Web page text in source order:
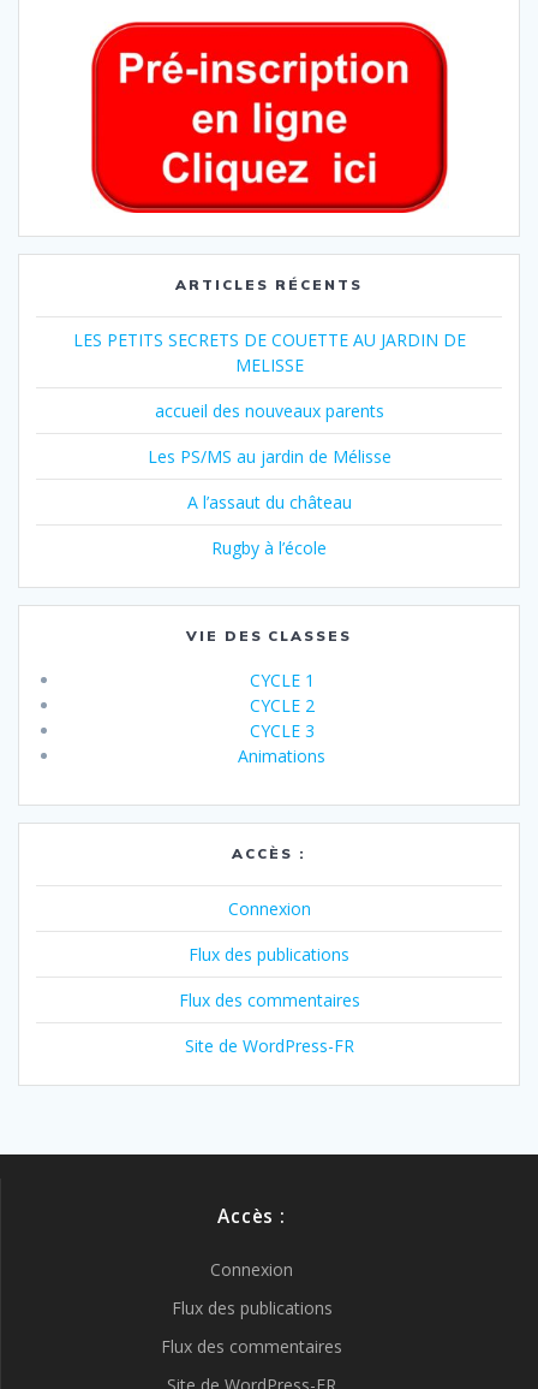
ARTICLES RÉCENTS
LES PETITS SECRETS DE COUETTE AU JARDIN DE
MELISSE
accueil des nouveaux parents
Les PS/MS au jardin de Mélisse
A l’assaut du château
Rugby à l’école
VIE DES CLASSES
CYCLE 1
CYCLE 2
CYCLE 3
Animations
ACCÈS :
Connexion
Flux des publications
Flux des commentaires
Site de WordPress-FR
Accès :
Connexion
Flux des publications
Flux des commentaires